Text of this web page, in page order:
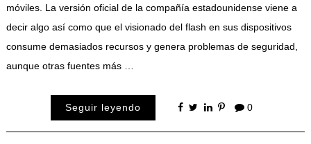
móviles. La versión oficial de la compañía estadounidense viene a
decir algo así como que el visionado del flash en sus dispositivos
consume demasiados recursos y genera problemas de seguridad,
aunque otras fuentes más …
Seguir leyendo 0